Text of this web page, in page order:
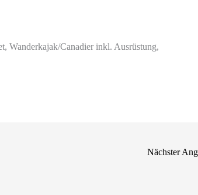
Wanderkajak/Canadier inkl. Ausrüstung,
Nächster